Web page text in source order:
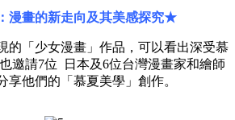
漫畫的新走向及其美感探究★
的「少女漫畫」作品，可以看出深受慕
邀請7位 日本及6位台灣漫畫家和繪師
享他們的「慕夏美學」創作。